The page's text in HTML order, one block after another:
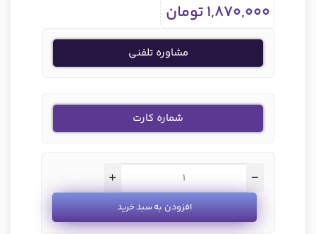
1,870,000تومان
مشاوره تلفنی
شماره کارت
افزودن به سبد خرید